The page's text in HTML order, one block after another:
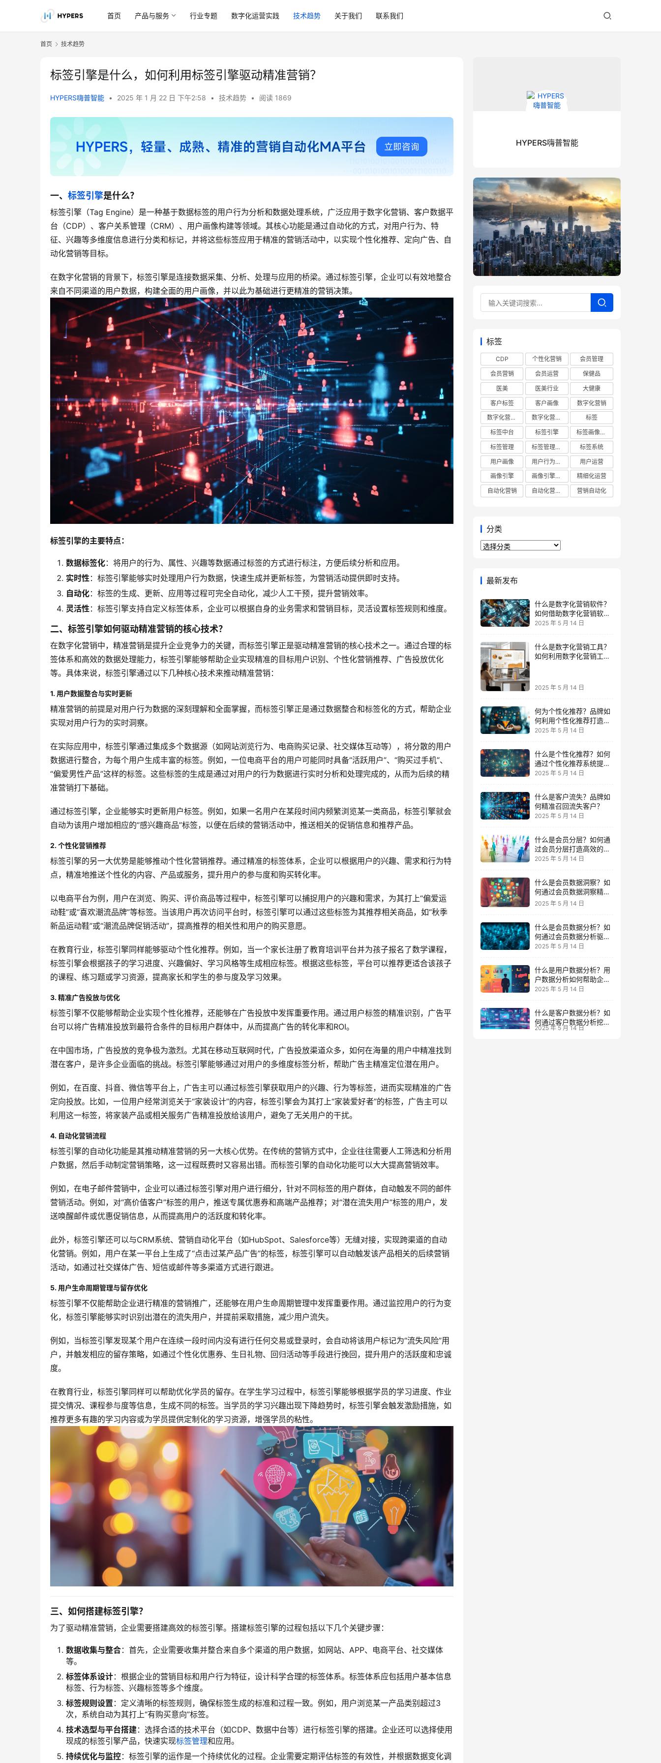
首页 产品与服务 行业专题 数字化运营实践 技术趋势 关于我们 联系我们
首页 技术趋势
标签引擎是什么，如何利用标签引擎驱动精准营销？
HYPERS嗨普智能 • 2025 年 1 月 22 日 下午2:58 • 技术趋势 • 阅读 1869
一、 标签引擎是什么？
标签引擎（Tag Engine）是一种基于数据标签的用户行为分析和数据处理系统，广泛应用于数字化营销、客户数据平
台（CDP）、客户关系管理（CRM）、用户画像构建等领域。其核心功能是通过自动化的方式，对用户行为、特
征、兴趣等多维度信息进行分类和标记，并将这些标签应用于精准的营销活动中，以实现个性化推荐、定向广告、自
动化营销等目标。
在数字化营销的背景下，标签引擎是连接数据采集、分析、处理与应用的桥梁。通过标签引擎，企业可以有效地整合
来自不同渠道的用户数据，构建全面的用户画像，并以此为基础进行更精准的营销决策。
标签引擎的主要特点：
数据标签化：将用户的行为、属性、兴趣等数据通过标签的方式进行标注，方便后续分析和应用。
实时性 ：标签引擎能够实时处理用户行为数据，快速生成并更新标签，为营销活动提供即时支持。
自动化：标签的生成、更新、应用等过程可完全自动化，减少人工干预，提升营销效率。
灵活性 ：标签引擎支持自定义标签体系，企业可以根据自身的业务需求和营销目标，灵活设置标签规则和维度。
二、标签引擎如何驱动精准营销的核心技术？
在数字化营销中，精准营销是提升企业竞争力的关键，而标签引擎正是驱动精准营销的核心技术之一。通过合理的标
签体系和高效的数据处理能力，标签引擎能够帮助企业实现精准的目标用户识别、个性化营销推荐、广告投放优化
等。具体来说，标签引擎通过以下几种核心技术来推动精准营销：
1. 用户数据整合与实时更新
精准营销的前提是对用户行为数据的深刻理解和全面掌握，而标签引擎正是通过数据整合和标签化的方式，帮助企业
实现对用户行为的实时洞察。
在实际应用中，标签引擎通过集成多个数据源（如网站浏览行为、电商购买记录、社交媒体互动等），将分散的用户
数据进行整合，为每个用户生成丰富的标签。例如，一位电商平台的用户可能同时具备“活跃用户”、“购买过手机”、
“偏爱男性产品”这样的标签。这些标签的生成是通过对用户的行为数据进行实时分析和处理完成的，从而为后续的精
准营销打下基础。
通过标签引擎，企业能够实时更新用户标签。例如，如果一名用户在某段时间内频繁浏览某一类商品，标签引擎就会
自动为该用户增加相应的“感兴趣商品”标签，以便在后续的营销活动中，推送相关的促销信息和推荐产品。
2. 个性化营销推荐
标签引擎的另一大优势是能够推动个性化营销推荐。通过精准的标签体系，企业可以根据用户的兴趣、需求和行为特
点，精准地推送个性化的内容、产品或服务，提升用户的参与度和购买转化率。
以电商平台为例，用户在浏览、购买、评价商品等过程中，标签引擎可以捕捉用户的兴趣和需求，为其打上“偏爱运
动鞋”或“喜欢潮流品牌”等标签。当该用户再次访问平台时，标签引擎可以通过这些标签为其推荐相关商品，如“秋季
新品运动鞋”或“潮流品牌促销活动”，提高推荐的相关性和用户的购买意愿。
在教育行业，标签引擎同样能够驱动个性化推荐。例如，当一个家长注册了教育培训平台并为孩子报名了数学课程，
标签引擎会根据孩子的学习进度、兴趣偏好、学习风格等生成相应标签。根据这些标签，平台可以推荐更适合该孩子
的课程、练习题或学习资源，提高家长和学生的参与度及学习效果。
3. 精准广告投放与优化
标签引擎不仅能够帮助企业实现个性化推荐，还能够在广告投放中发挥重要作用。通过用户标签的精准识别，广告平
台可以将广告精准投放到最符合条件的目标用户群体中，从而提高广告的转化率和ROI。
在中国市场，广告投放的竞争极为激烈。尤其在移动互联网时代，广告投放渠道众多，如何在海量的用户中精准找到
潜在客户，是许多企业面临的挑战。标签引擎能够通过对用户的多维度标签分析，帮助广告主精准定位潜在用户。
例如，在百度、抖音、微信等平台上，广告主可以通过标签引擎获取用户的兴趣、行为等标签，进而实现精准的广告
定向投放。比如，一位用户经常浏览关于“家装设计”的内容，标签引擎会为其打上“家装爱好者”的标签，广告主可以
利用这一标签，将家装产品或相关服务广告精准投放给该用户，避免了无关用户的干扰。
4. 自动化营销流程
标签引擎的自动化功能是其推动精准营销的另一大核心优势。在传统的营销方式中，企业往往需要人工筛选和分析用
户数据，然后手动制定营销策略，这一过程既费时又容易出错。而标签引擎的自动化功能可以大大提高营销效率。
例如，在电子邮件营销中，企业可以通过标签引擎对用户进行细分，针对不同标签的用户群体，自动触发不同的邮件
营销活动。例如，对“高价值客户”标签的用户，推送专属优惠券和高端产品推荐；对“潜在流失用户”标签的用户，发
送唤醒邮件或优惠促销信息，从而提高用户的活跃度和转化率。
此外，标签引擎还可以与CRM系统、营销自动化平台（如HubSpot、Salesforce等）无缝对接，实现跨渠道的自动
化营销。例如，用户在某一平台上生成了“点击过某产品广告”的标签，标签引擎可以自动触发该产品相关的后续营销
活动，如通过社交媒体广告、短信或邮件等多渠道方式进行跟进。
5. 用户生命周期管理与留存优化
标签引擎不仅能帮助企业进行精准的营销推广，还能够在用户生命周期管理中发挥重要作用。通过监控用户的行为变
化，标签引擎能够实时识别出潜在的流失用户，并提前采取措施，减少用户流失。
例如，当标签引擎发现某个用户在连续一段时间内没有进行任何交易或登录时，会自动将该用户标记为“流失风险”用
户，并触发相应的留存策略，如通过个性化优惠券、生日礼物、回归活动等手段进行挽回，提升用户的活跃度和忠诚
度。
在教育行业，标签引擎同样可以帮助优化学员的留存。在学生学习过程中，标签引擎能够根据学员的学习进度、作业
提交情况、课程参与度等信息，生成不同的标签。当学员的学习兴趣出现下降趋势时，标签引擎会触发激励措施，如
推荐更多有趣的学习内容或为学员提供定制化的学习资源，增强学员的粘性。
三、如何搭建标签引擎？
为了驱动精准营销，企业需要搭建高效的标签引擎。搭建标签引擎的过程包括以下几个关键步骤：
数据收集与整合：首先，企业需要收集并整合来自多个渠道的用户数据，如网站、APP、电商平台、社交媒体
等。
标签体系设计：根据企业的营销目标和用户行为特征，设计科学合理的标签体系。标签体系应包括用户基本信息
标签、行为标签、兴趣标签等多个维度。
标签规则设置 ：定义清晰的标签规则，确保标签生成的标准和过程一致。例如，用户浏览某一产品类别超过3
次，系统自动为其打上“有购买意向”标签。
技术选型与平台搭建：选择合适的技术平台（如CDP、数据中台等）进行标签引擎的搭建。企业还可以选择使用
现成的标签引擎产品，快速实现标签管理和应用。
持续优化与监控：标签引擎的运作是一个持续优化的过程。企业需要定期评估标签的有效性，并根据数据变化调
HYPERS嗨普智能
标签
CDP 个性化营销
会员管理
会员营销
会员运营
保健品
医美
医美行业
大健康
客户标签
客户画像
数字化营销
数字化营销平台
数字化营销系统
标签
标签中台
标签引擎
标签画像平台
标签管理
标签管理平台
标签系统
用户画像
用户行为分析
用户运营
画像引擎
画像引擎平台
精细化运营
自动化营销
自动化营销平台 营销自动化
分类
分
最新发布
什么是数字化营销软件？
如何借助数字化营销软件
提升ROI？
2025 年 5 月 14 日
什么是数字化营销工具？
如何利用数字化营销工具
2025 年 5 月 14 日
何为个性化推荐？品牌如
何利用个性化推荐打造沉
浸式购物体验？
2025 年 5 月 14 日
什么是个性化推荐？如何
通过个性化推荐系统提升
用户体验与转化率？
2025 年 5 月 14 日
什么是客户流失？品牌如
何精准召回流失客户？
2025 年 5 月 14 日
什么是会员分层？如何通
过会员分层打造高效的会
员运营体系？
2025 年 5 月 14 日
什么是会员数据洞察？如
何通过会员数据洞察精准
把握高价值会员运营？
2025 年 5 月 14 日
什么是会员数据分析？如
何通过会员数据分析驱动
个性化营销策略？
2025 年 5 月 14 日
什么是用户数据分析？用
户数据分析如何帮助企业
精准运营？
2025 年 5 月 14 日
什么是客户数据分析？如
何通过客户数据分析挖掘
高价值客户并提升业绩？
2025 年 5 月 14 日